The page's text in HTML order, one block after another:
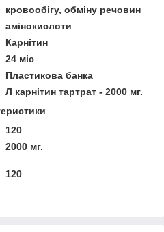
кровообігу, обміну речовин
амінокислоти
Карнітин
24 міс
Пластикова банка
Л карнітин тартрат - 2000 мг.
120
2000 мг.
120